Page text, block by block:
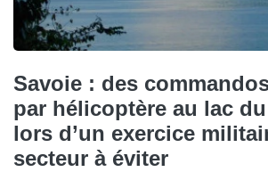
Savoie : des
par hélicoptère au lac
lors d’un exercice
secteur à éviter